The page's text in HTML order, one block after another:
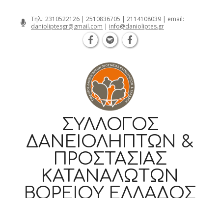
Τηλ.: 2310522126 | 2510836705 | 2114108039 | email:
danioliptesgr@gmail.com | info@danioliptes.gr
ΣΎΛΛΟΓΟΣ
ΔΑΝΕΙΟΛΗΠΤΏΝ &
ΠΡΟΣΤΑΣΊΑΣ
ΚΑΤΑΝΑΛΩΤΏΝ
ΒΟΡΕΊΟΥ ΕΛΛΆΔΟΣ